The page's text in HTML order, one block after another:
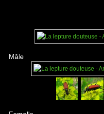
Mâle